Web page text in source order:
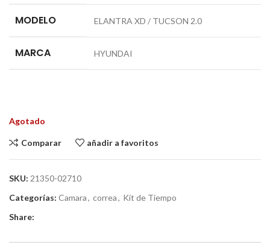
MODELO ELANTRA XD / TUCSON 2.0
MARCA HYUNDAI
Agotado
Comparar añadir a favoritos
SKU: 21350-02710
Categorías: Camara, correa, Kit de Tiempo
Share: